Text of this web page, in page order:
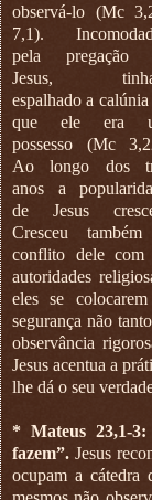
observá-lo (Mc
7,1).
pela pregação
Jesus,
espalhado a calúnia
que ele era
possesso (Mc
Ao longo dos
anos a
de Jesus
Cresceu
conflito dele com
autoridades
eles se
segurança não
observância
Jesus acentua a
lhe dá o seu
* Mateus 23,1-
fazem”. Jesus
ocupam a cátedra